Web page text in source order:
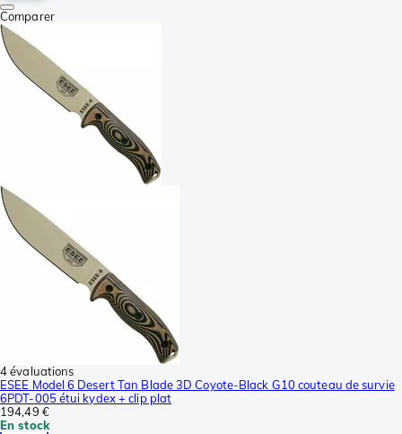
Comparer
4 évaluations
ESEE Model 6 Desert Tan Blade 3D Coyote-Black G10 couteau de survie
6PDT-005 étui kydex + clip plat
194,49 €
En stock